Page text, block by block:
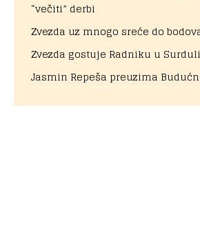
“večiti” derbi
Zvezda uz mnogo sreće do
Zvezda gostuje Radniku u
Jasmin Repeša preuzima